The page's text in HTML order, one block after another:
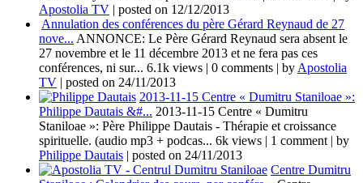
Apostolia TV | posted on 12/12/2013
Annulation des conférences du père Gérard Reynaud de 27
nove... ANNONCE: Le Père Gérard Reynaud sera absent le
27 novembre et le 11 décembre 2013 et ne fera pas ces
conférences, ni sur... 6.1k views | 0 comments | by Apostolia
TV | posted on 24/11/2013
2013-11-15 Centre « Dumitru Staniloae »:
Philippe Dautais &#... 2013-11-15 Centre « Dumitru
Staniloae »: Père Philippe Dautais - Thérapie et croissance
spirituelle. (audio mp3 + podcas... 6k views | 1 comment | by
Philippe Dautais | posted on 24/11/2013
Centre Dumitru